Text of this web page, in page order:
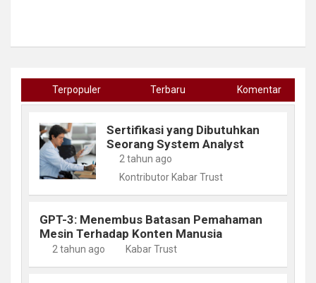
Terpopuler Terbaru Komentar
Sertifikasi yang Dibutuhkan
Seorang System Analyst
2 tahun ago
Kontributor Kabar Trust
GPT-3: Menembus Batasan Pemahaman
Mesin Terhadap Konten Manusia
2 tahun ago Kabar Trust